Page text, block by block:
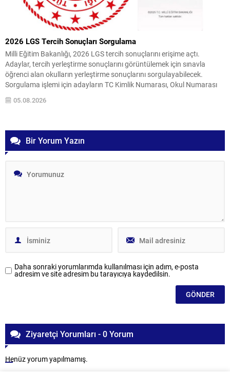
2026 LGS Tercih Sonuçları Sorgulama
Milli Eğitim Bakanlığı, 2026 LGS tercih sonuçlarını erişime açtı.
Adaylar, tercih yerleştirme sonuçlarını görüntülemek için sınavla
öğrenci alan okulların yerleştirme sonuçlarını sorgulayabilecek.
Sorgulama işlemi için adayların TC Kimlik Numarası, Okul Numarası
ve Doğum Tarihi (Gün, Ay, Yıl) bilgilerini ilgili ekrana girerek
sonuçlarına ulaşmaları yeterlidir. Yerleştirme ve Kontenjanlar LGS
05.08.2026
Bir Yorum Yazın
Daha sonraki yorumlarımda kullanılması için adım, e-posta
adresim ve site adresim bu tarayıcıya kaydedilsin.
Ziyaretçi Yorumları - 0 Yorum
Henüz yorum yapılmamış.